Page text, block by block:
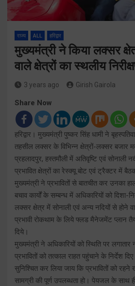
राज्य ALL हरिद्वार
मुख्यमंत्री ने किया लक्सर
वाले क्षेत्रों का स्थलीय
3 years ago Girish Gairola
Share Now
हरिद्वार। मुख्यमंत्री पुष्कर सिंह धामी ने
तहसील लक्सर के विभिन्न क्षेत्रों-लक्सर बजार
प्रहलादपुर, हस्तमौली में अतिवृष्टि एवं
प्रभावित क्षेत्रों का रेस्क्यू बोट एवं ट्रैक्टर में
मुख्यमंत्री ने प्रभावितों से बातचीत कर उनका
बचाव कार्यों के सम्बन्ध में अधिकारियों को दिशा-
लक्सर क्षेत्र में सोनाली एवं अन्य नदियों से होने
प्रभावी रोकथाम के लिये फ्लड मैनेजमेंट प्लान
दिये।
मुख्यमंत्री ने अधिकारियों को स्थिति पर
प्रभावितों को तत्काल राहत पहुंचाने के निर्देश
सुनिश्चित कर लिया जाय कि प्रभावितों को
सामग्री की पूर्ण उपलब्धता हो। पेयजल के साथ